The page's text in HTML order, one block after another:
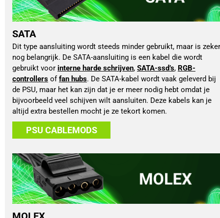
SATA
Dit type aansluiting wordt steeds minder gebruikt, maar is zeker
nog belangrijk. De SATA-aansluiting is een kabel die wordt
gebruikt voor interne harde schrijven, SATA-ssd’s, RGB-
controllers of fan hubs. De SATA-kabel wordt vaak geleverd bij
de PSU, maar het kan zijn dat je er meer nodig hebt omdat je
bijvoorbeeld veel schijven wilt aansluiten. Deze kabels kan je
altijd extra bestellen mocht je ze tekort komen.
PSU CABLEMODS